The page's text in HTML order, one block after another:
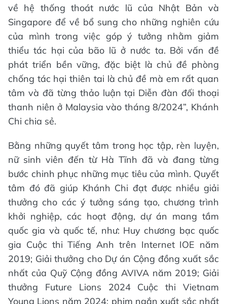
về hệ thống thoát nước lũ của Nhật Bản và
Singapore để về bổ sung cho những nghiên cứu
của mình trong việc góp ý tưởng nhằm giảm
thiểu tác hại của bão lũ ở nước ta. Bởi vấn đề
phát triển bền vững, đặc biệt là chủ đề phòng
chống tác hại thiên tai là chủ đề mà em rất quan
tâm và đã từng thảo luận tại Diễn đàn đối thoại
thanh niên ở Malaysia vào tháng 8/2024”, Khánh
Chi chia sẻ.
Bằng những quyết tâm trong học tập, rèn luyện,
nữ sinh viên đến từ Hà Tĩnh đã và đang từng
bước chinh phục những mục tiêu của mình. Quyết
tâm đó đã giúp Khánh Chi đạt được nhiều giải
thưởng cho các ý tưởng sáng tạo, chương trình
khởi nghiệp, các hoạt động, dự án mang tầm
quốc gia và quốc tế, như: Huy chương bạc quốc
gia Cuộc thi Tiếng Anh trên Internet IOE năm
2019; Giải thưởng cho Dự án Cộng đồng xuất sắc
nhất của Quỹ Cộng đồng AVIVA năm 2019; Giải
thưởng Future Lions 2024 Cuộc thi Vietnam
Young Lions năm 2024; phim ngắn xuất sắc nhất